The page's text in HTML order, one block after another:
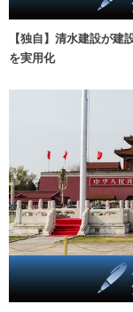
【独自】清水建設が
を実用化